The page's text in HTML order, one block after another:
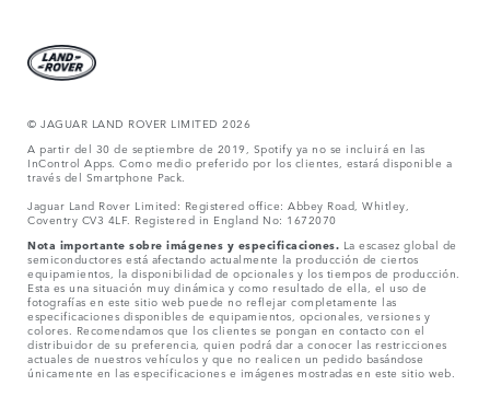
© JAGUAR LAND ROVER LIMITED 2026
A partir del 30 de septiembre de 2019, Spotify ya no se incluirá en las
InControl Apps. Como medio preferido por los clientes, estará disponible a
través del Smartphone Pack.
Jaguar Land Rover Limited: Registered office: Abbey Road, Whitley,
Coventry CV3 4LF. Registered in England No: 1672070
Nota importante sobre imágenes y especificaciones. La escasez global de
semiconductores está afectando actualmente la producción de ciertos
equipamientos, la disponibilidad de opcionales y los tiempos de producción.
Esta es una situación muy dinámica y como resultado de ella, el uso de
fotografías en este sitio web puede no reflejar completamente las
especificaciones disponibles de equipamientos, opcionales, versiones y
colores. Recomendamos que los clientes se pongan en contacto con el
distribuidor de su preferencia, quien podrá dar a conocer las restricciones
actuales de nuestros vehículos y que no realicen un pedido basándose
únicamente en las especificaciones e imágenes mostradas en este sitio web.